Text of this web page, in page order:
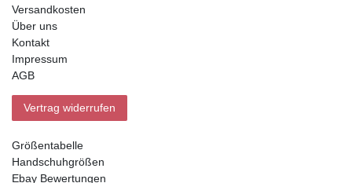
Versandkosten
Über uns
Kontakt
Impressum
AGB
Vertrag widerrufen
Größentabelle
Handschuhgrößen
Ebay Bewertungen